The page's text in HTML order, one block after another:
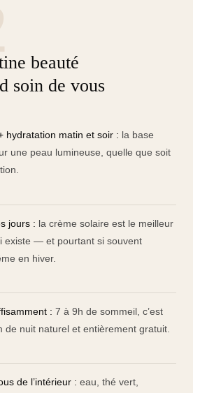
beauté
soin de vous
hydratation matin et soir : la base
une peau lumineuse, quelle que soit
jours : la crème solaire est le meilleur
existe — et pourtant si souvent
en hiver.
: 7 à 9h de sommeil, c’est
de nuit naturel et entièrement gratuit.
de l’intérieur : eau, thé vert,